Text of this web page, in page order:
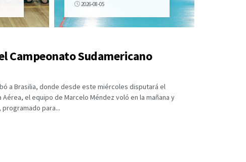
2026-08-05
Campeonato Sudamericano
a Brasilia, donde desde este miércoles disputará el
el equipo de Marcelo Méndez voló en la mañana y
para...